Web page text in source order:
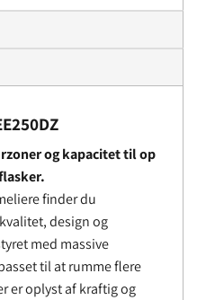
og kapacitet til op
finder du
design og
med massive
til at rumme flere
er oplyst af kraftig og